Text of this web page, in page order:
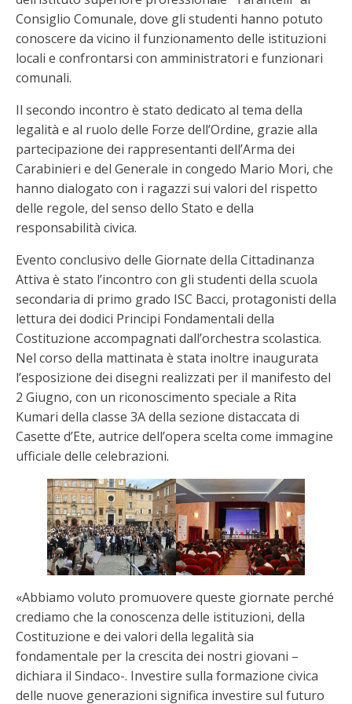
Consiglio Comunale, dove gli studenti hanno potuto
conoscere da vicino il funzionamento delle istituzioni
locali e confrontarsi con amministratori e funzionari
comunali.
Il secondo incontro è stato dedicato al tema della
legalità e al ruolo delle Forze dell’Ordine, grazie alla
partecipazione dei rappresentanti dell’Arma dei
Carabinieri e del Generale in congedo Mario Mori, che
hanno dialogato con i ragazzi sui valori del rispetto
delle regole, del senso dello Stato e della
responsabilità civica.
Evento conclusivo delle Giornate della Cittadinanza
Attiva è stato l’incontro con gli studenti della scuola
secondaria di primo grado ISC Bacci, protagonisti della
lettura dei dodici Principi Fondamentali della
Costituzione accompagnati dall’orchestra scolastica.
Nel corso della mattinata è stata inoltre inaugurata
l’esposizione dei disegni realizzati per il manifesto del
2 Giugno, con un riconoscimento speciale a Rita
Kumari della classe 3A della sezione distaccata di
Casette d’Ete, autrice dell’opera scelta come immagine
ufficiale delle celebrazioni.
«Abbiamo voluto promuovere queste giornate perché
crediamo che la conoscenza delle istituzioni, della
Costituzione e dei valori della legalità sia
fondamentale per la crescita dei nostri giovani –
dichiara il Sindaco-. Investire sulla formazione civica
delle nuove generazioni significa investire sul futuro